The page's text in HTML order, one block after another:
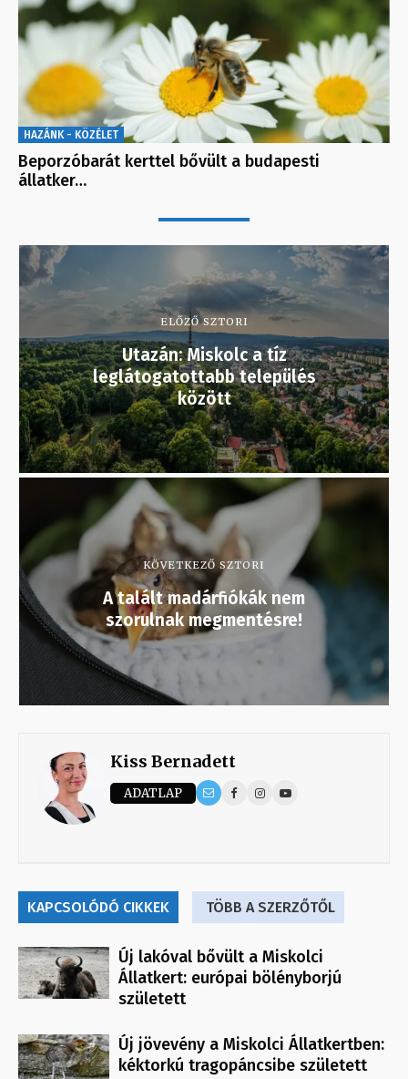
HAZÁNK - KÖZÉLET
Beporzóbarát kerttel bővült a budapesti
állatker…
ELŐZŐ SZTORI
Utazán: Miskolc a tíz
leglátogatottabb település
között
KÖVETKEZŐ SZTORI
A talált madárfiókák nem
szorulnak megmentésre!
Kiss Bernadett
ADATLAP
KAPCSOLÓDÓ CIKKEK TÖBB A SZERZŐTŐL
Új lakóval bővült a Miskolci
Állatkert: európai bölényborjú
született
Új jövevény a Miskolci Állatkertben:
kéktorkú tragopáncsibe született